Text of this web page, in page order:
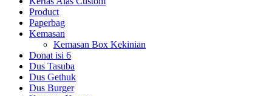
Product
Paperbag
Kemasan
Kemasan Box Kekinian
Donat isi 6
Dus Tasuba
Dus Gethuk
Dus Burger